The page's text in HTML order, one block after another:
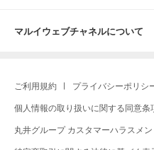
マルイウェブチャネルについて
ご利用規約 プライバシーポリシ
個人情報の取り扱いに関する同意条
丸井グループ カスタマーハラスメ